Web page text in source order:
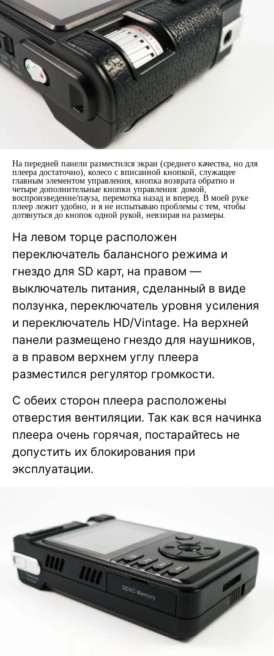
На передней панели разместился экран (среднего качества, но для
плеера достаточно), колесо с вписанной кнопкой, служащее
главным элементом управления, кнопка возврата обратно и
четыре дополнительные кнопки управления: домой,
воспроизведение/пауза, перемотка назад и вперед. В моей руке
плеер лежит удобно, и я не испытываю проблемы с тем, чтобы
дотянуться до кнопок одной рукой, невзирая на размеры.
На левом торце расположен
переключатель балансного режима и
гнездо для SD карт, на правом —
выключатель питания, сделанный в виде
ползунка, переключатель уровня усиления
и переключатель HD/Vintage. На верхней
панели размещено гнездо для наушников,
а в правом верхнем углу плеера
разместился регулятор громкости.
С обеих сторон плеера расположены
отверстия вентиляции. Так как вся начинка
плеера очень горячая, постарайтесь не
допустить их блокирования при
эксплуатации.